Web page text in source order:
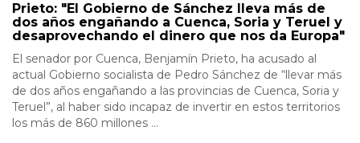
Prieto: "El Gobierno de Sánchez lleva más de
dos años engañando a Cuenca, Soria y Teruel y
desaprovechando el dinero que nos da Europa"
El senador por Cuenca, Benjamín Prieto, ha acusado al
actual Gobierno socialista de Pedro Sánchez de “llevar más
de dos años engañando a las provincias de Cuenca, Soria y
Teruel”, al haber sido incapaz de invertir en estos territorios
los más de 860 millones ...